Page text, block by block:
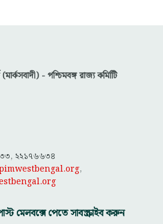
- পশ্চিমবঙ্গ রাজ্য কমিটিি
২২১৭৬৬৩৪
,
মেলবক্সে পেতে সাবস্ক্রাইব করুন